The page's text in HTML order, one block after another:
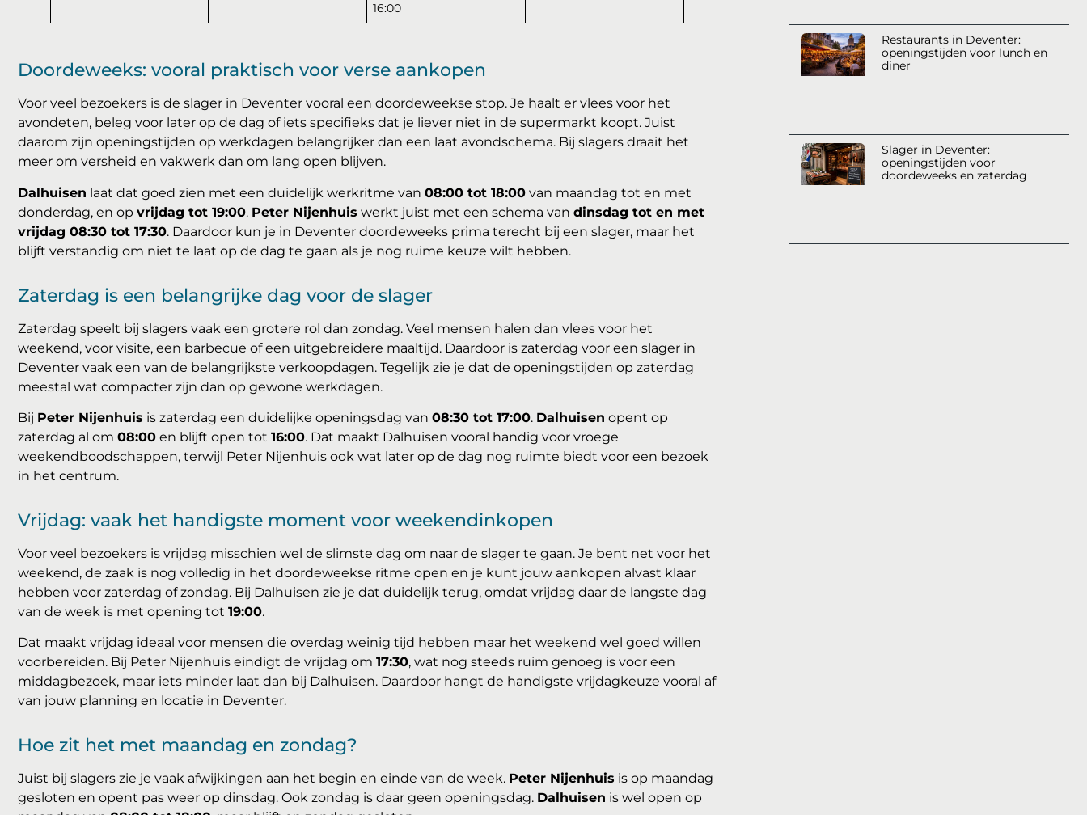
16:00
Doordeweeks: vooral praktisch voor verse aankopen
Voor veel bezoekers is de slager in Deventer vooral een doordeweekse stop. Je haalt er vlees voor het
avondeten, beleg voor later op de dag of iets specifieks dat je liever niet in de supermarkt koopt. Juist
daarom zijn openingstijden op werkdagen belangrijker dan een laat avondschema. Bij slagers draait het
meer om versheid en vakwerk dan om lang open blijven.
Dalhuisen laat dat goed zien met een duidelijk werkritme van 08:00 tot 18:00 van maandag tot en met
donderdag, en op vrijdag tot 19:00. Peter Nijenhuis werkt juist met een schema van dinsdag tot en met
vrijdag 08:30 tot 17:30. Daardoor kun je in Deventer doordeweeks prima terecht bij een slager, maar het
blijft verstandig om niet te laat op de dag te gaan als je nog ruime keuze wilt hebben.
Zaterdag is een belangrijke dag voor de slager
Zaterdag speelt bij slagers vaak een grotere rol dan zondag. Veel mensen halen dan vlees voor het
weekend, voor visite, een barbecue of een uitgebreidere maaltijd. Daardoor is zaterdag voor een slager in
Deventer vaak een van de belangrijkste verkoopdagen. Tegelijk zie je dat de openingstijden op zaterdag
meestal wat compacter zijn dan op gewone werkdagen.
Bij Peter Nijenhuis is zaterdag een duidelijke openingsdag van 08:30 tot 17:00. Dalhuisen opent op
zaterdag al om 08:00 en blijft open tot 16:00. Dat maakt Dalhuisen vooral handig voor vroege
weekendboodschappen, terwijl Peter Nijenhuis ook wat later op de dag nog ruimte biedt voor een bezoek
in het centrum.
Vrijdag: vaak het handigste moment voor weekendinkopen
Voor veel bezoekers is vrijdag misschien wel de slimste dag om naar de slager te gaan. Je bent net voor het
weekend, de zaak is nog volledig in het doordeweekse ritme open en je kunt jouw aankopen alvast klaar
hebben voor zaterdag of zondag. Bij Dalhuisen zie je dat duidelijk terug, omdat vrijdag daar de langste dag
van de week is met opening tot 19:00.
Dat maakt vrijdag ideaal voor mensen die overdag weinig tijd hebben maar het weekend wel goed willen
voorbereiden. Bij Peter Nijenhuis eindigt de vrijdag om 17:30, wat nog steeds ruim genoeg is voor een
middagbezoek, maar iets minder laat dan bij Dalhuisen. Daardoor hangt de handigste vrijdagkeuze vooral af
van jouw planning en locatie in Deventer.
Hoe zit het met maandag en zondag?
Juist bij slagers zie je vaak afwijkingen aan het begin en einde van de week. Peter Nijenhuis is op maandag
gesloten en opent pas weer op dinsdag. Ook zondag is daar geen openingsdag. Dalhuisen is wel open op
Restaurants in Deventer:
openingstijden voor lunch en
diner
Slager in Deventer:
openingstijden voor
doordeweeks en zaterdag